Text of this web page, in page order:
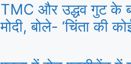
TMC और उद्धव गुट के
मोदी, बोले- ‘चिंता की